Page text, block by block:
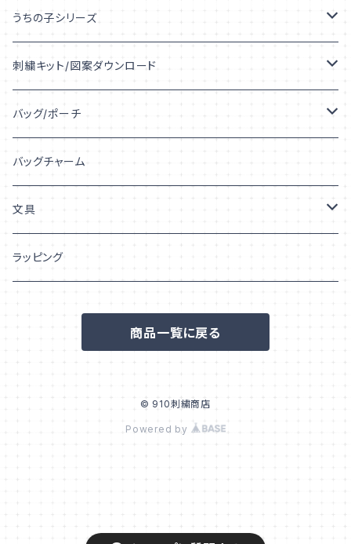
うちの子シリーズ
うちの子デザイン
うちの子シルエット
うちの子プリント
うちの子「柄」
刺繍キット/図案ダウンロード
キット
図案ダウンロード
バッグ/ポーチ
トートバッグ
巾着
ポーチ
バッグチャーム
文具
シール/ステッカー
ラッピング
商品一覧に戻る
© 910刺繍商店
Powered by